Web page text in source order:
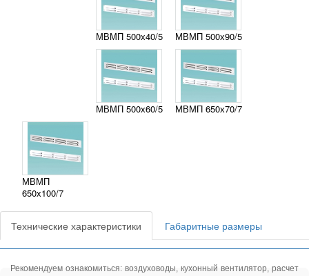
МВМП 500х40/5
МВМП 500х60/5
МВМП 500х90/5
МВМП 650х70/7
МВМП
650х100/7
Технические характеристики Габаритные размеры
Рекомендуем ознакомиться: воздуховоды, кухонный вентилятор, расчет